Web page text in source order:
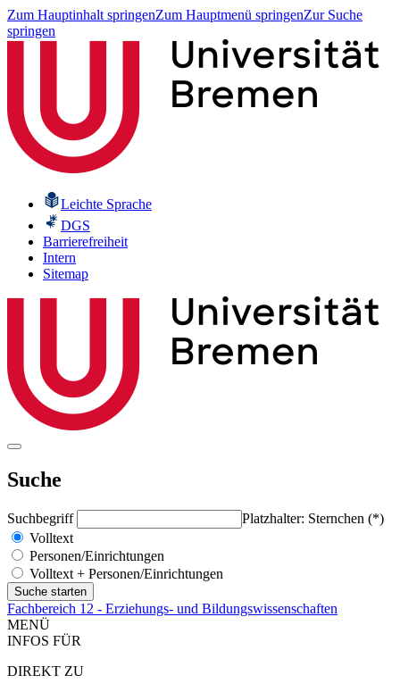
Zum Hauptinhalt springenZum Hauptmenü springenZur Suche
springen
Leichte Sprache
DGS
Barrierefreiheit
Intern
Sitemap
Suche
Suchbegriff
Platzhalter: Sternchen (*)
Volltext
Personen/Einrichtungen
Volltext + Personen/Einrichtungen
Fachbereich 12 - Erziehungs- und Bildungswissenschaften
MENÜ
INFOS FÜR
DIREKT ZU